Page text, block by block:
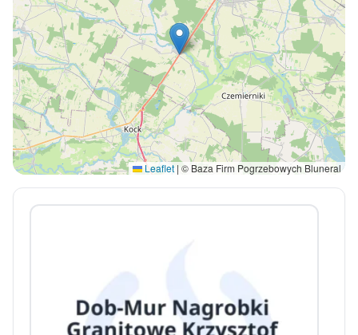
Leaflet | © Baza Firm Pogrzebowych Bluneral